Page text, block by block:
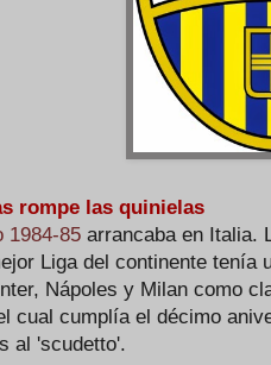
rompe las quinielas
1984-85 arrancaba en Italia.
Liga del continente tenía
Nápoles y Milan como
cual cumplía el décimo
al 'scudetto'.